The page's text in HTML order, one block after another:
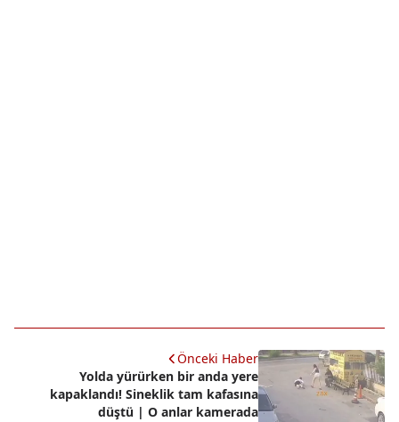
Önceki Haber
Yolda yürürken bir anda yere
kapaklandı! Sineklik tam kafasına
düştü | O anlar kamerada